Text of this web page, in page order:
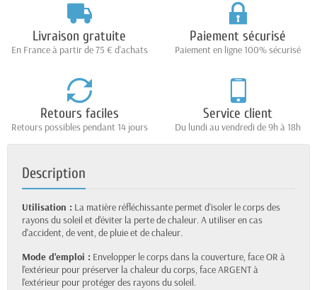
Livraison gratuite
En France à partir de 75 € d'achats
Paiement sécurisé
Paiement en ligne 100% sécurisé
Retours faciles
Retours possibles pendant 14 jours
Service client
Du lundi au vendredi de 9h à 18h
Description
Utilisation : La matière réfléchissante permet d'isoler le corps des
rayons du soleil et d'éviter la perte de chaleur. A utiliser en cas
d'accident, de vent, de pluie et de chaleur.
Mode d'emploi : Envelopper le corps dans la couverture, face OR à
l'extérieur pour préserver la chaleur du corps, face ARGENT à
l'extérieur pour protéger des rayons du soleil.